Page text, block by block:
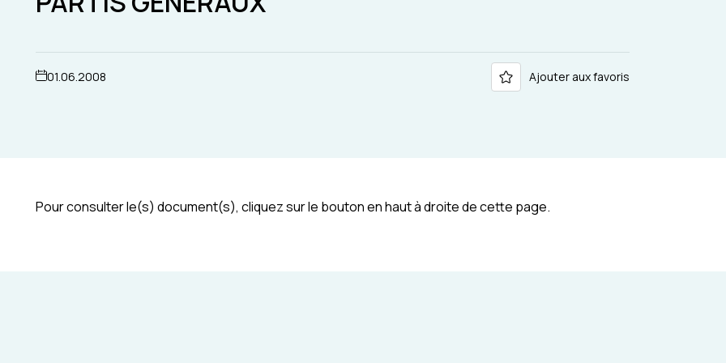
01.06.2008 Ajouter aux favoris
Pour consulter le(s) document(s), cliquez sur le bouton en haut à droite de cette page.